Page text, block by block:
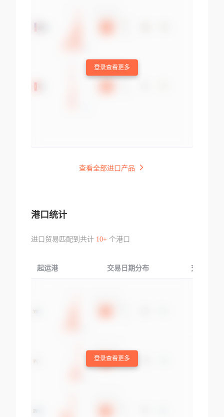
登录查看更多
查看全部进口产品
港口统计
进口贸易匹配到共计 10+个港口
起运港 交易日期分布 交易产品
登录查看更多